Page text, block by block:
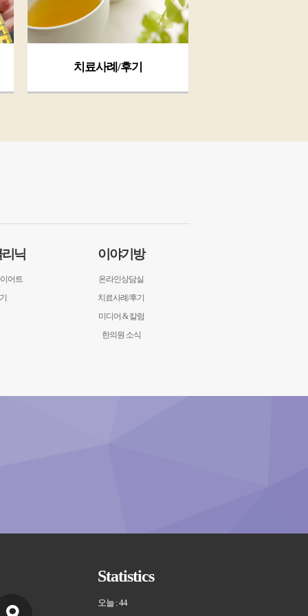
치료사례/후기
닉
어트
이야기방
온라인상담실
치료사례/후기
미디어 & 칼럼
한의원 소식
Statistics
오늘 : 44